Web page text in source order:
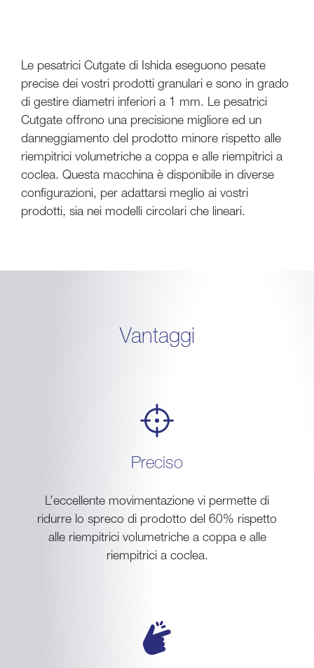
Le pesatrici Cutgate di Ishida eseguono pesate
precise dei vostri prodotti granulari e sono in grado
di gestire diametri inferiori a 1 mm. Le pesatrici
Cutgate offrono una precisione migliore ed un
danneggiamento del prodotto minore rispetto alle
riempitrici volumetriche a coppa e alle riempitrici a
coclea. Questa macchina è disponibile in diverse
configurazioni, per adattarsi meglio ai vostri
prodotti, sia nei modelli circolari che lineari.
Vantaggi
Preciso
L’eccellente movimentazione vi permette di
ridurre lo spreco di prodotto del 60% rispetto
alle riempitrici volumetriche a coppa e alle
riempitrici a coclea.